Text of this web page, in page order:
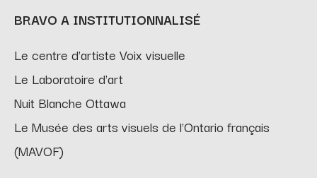
BRAVO A INSTITUTIONNALISÉ
Le centre d'artiste Voix visuelle
Le Laboratoire d'art
Nuit Blanche Ottawa
Le Musée des arts visuels de l'Ontario français
(MAVOF)